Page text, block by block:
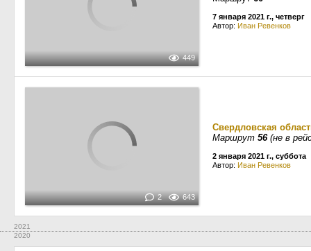
449
7 января 2021 г., четверг
Автор: Иван Ревенков
2 643
Свердловская
Маршрут 56(не в
2 января 2021 г., суббота
Автор: Иван Ревенков
2021
2020